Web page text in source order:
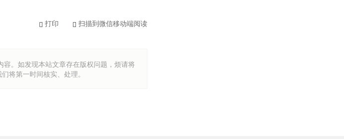
打印 扫描到微信移动端阅读
。如发现本站文章存在版权问题，烦请将
将第一时间核实、处理。